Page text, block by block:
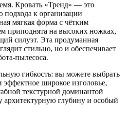
Кровать «Тренд» — это
подхода к организации
мягкая форма с чётким
приподнята на высоких ножках,
силуэт. Эта продуманная
стильно, но и обеспечивает
пылесоса.
гибкость: вы можете выбрать
эффектное широкое изголовье,
текстурной доминантой
архитектурную глубину и особый